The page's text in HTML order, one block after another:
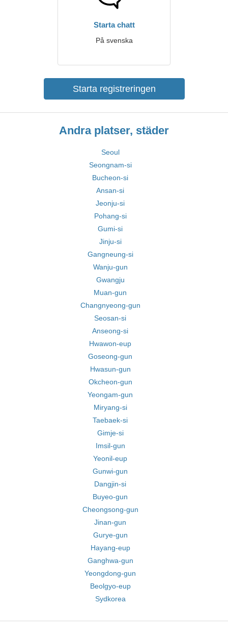
Starta chatt
På svenska
Starta registreringen
Andra platser, städer
Seoul
Seongnam-si
Bucheon-si
Ansan-si
Jeonju-si
Pohang-si
Gumi-si
Jinju-si
Gangneung-si
Wanju-gun
Gwangju
Muan-gun
Changnyeong-gun
Seosan-si
Anseong-si
Hwawon-eup
Goseong-gun
Hwasun-gun
Okcheon-gun
Yeongam-gun
Miryang-si
Taebaek-si
Gimje-si
Imsil-gun
Yeonil-eup
Gunwi-gun
Dangjin-si
Buyeo-gun
Cheongsong-gun
Jinan-gun
Gurye-gun
Hayang-eup
Ganghwa-gun
Yeongdong-gun
Beolgyo-eup
Sydkorea